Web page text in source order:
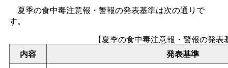
夏季の食中毒注意報・警報の発表基準は次の通りで
す。
【夏季の食中毒注意報・警報の発
内容
発表基準